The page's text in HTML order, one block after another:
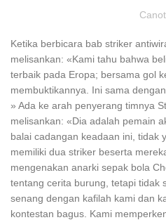
Ketika berbicara bab striker
melisankan: «Kami tahu bahwa
terbaik pada Eropa; bersama gol
membuktikannya. Ini sama
» Ada ke arah penyerang timnya
melisankan: «Dia adalah pemain
balai cadangan keadaan ini, tidak
memiliki dua striker beserta
mengenakan anarki sepak bola
tentang cerita burung, tetapi tidak
senang dengan kafilah kami dan
kontestan bagus. Kami